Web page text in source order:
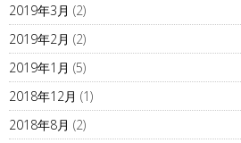
2019年3月 (2)
2019年2月 (2)
2019年1月 (5)
2018年12月 (1)
2018年8月 (2)